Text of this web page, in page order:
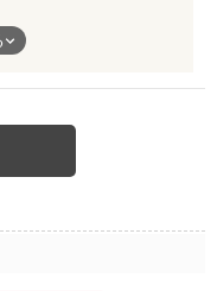
態を撃退するところが
わり好きな終わり方で